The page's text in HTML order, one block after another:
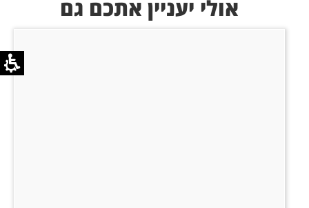
אולי יעניין אתכם גם